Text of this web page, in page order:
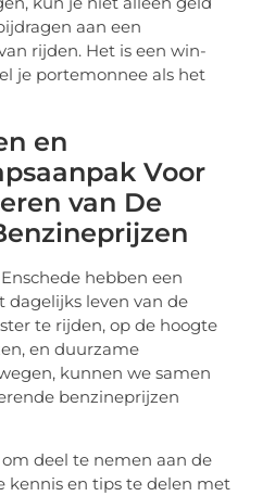
aan een
rijden. Het is een win-
je portemonnee als het
en
Voor
van De
hebben een
dagelijks leven van de
te rijden, op de hoogte
en duurzame
kunnen we samen
benzineprijzen
deel te nemen aan de
kennis en tips te delen met